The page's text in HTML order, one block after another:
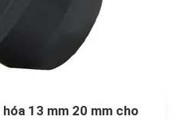
13 mm 20 mm cho